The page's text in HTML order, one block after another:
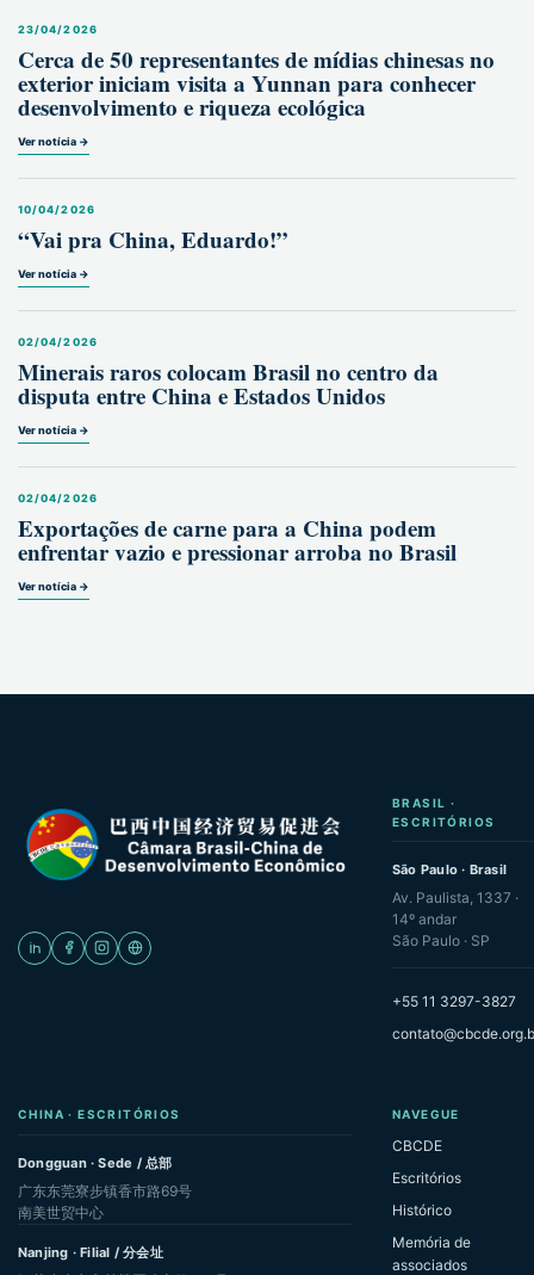
23/04/2026
Cerca de 50 representantes de mídias chinesas no
exterior iniciam visita a Yunnan para conhecer
desenvolvimento e riqueza ecológica
Ver notícia →
10/04/2026
“Vai pra China, Eduardo!”
Ver notícia →
02/04/2026
Minerais raros colocam Brasil no centro da
disputa entre China e Estados Unidos
Ver notícia →
02/04/2026
Exportações de carne para a China podem
enfrentar vazio e pressionar arroba no Brasil
Ver notícia →
BRASIL ·
ESCRITÓRIOS
São Paulo · Brasil
Av. Paulista, 1337 ·
14º andar
São Paulo · SP
+55 11 3297-3827
CHINA · ESCRITÓRIOS
Dongguan · Sede / 总部
广东东莞寮步镇香市路69号
南美世贸中心
Nanjing · Filial / 分会址
NAVEGUE
CBCDE
Escritórios
Histórico
Memória de
associados